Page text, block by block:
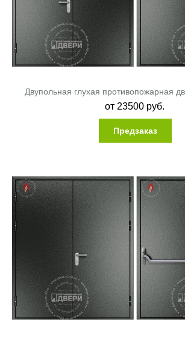
Двупольная глухая противопожарная
от 23500 руб.
Предзаказ